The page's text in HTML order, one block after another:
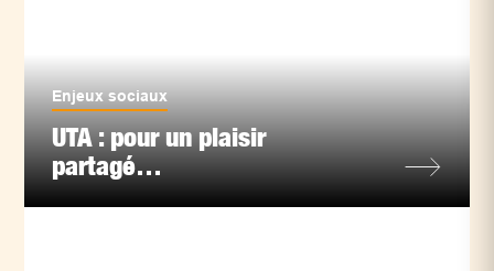
Enjeux sociaux
UTA : pour un plaisir
partagé…